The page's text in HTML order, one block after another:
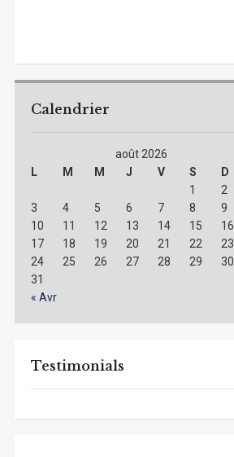
Calendrier
août 2026
L
M M J V S
D
1
2
3
4 5 6 7 8
9
10
11 12 13 14 15
16
17
18 19 20 21 22
23
24
25 26 27 28 29
30
31
« Avr
Testimonials